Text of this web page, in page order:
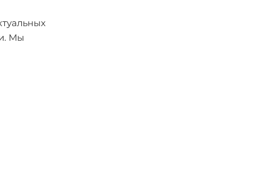
Мы